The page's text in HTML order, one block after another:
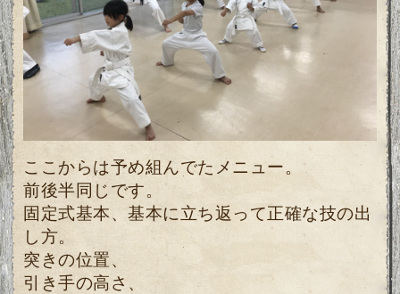
ここからは予め組んでたメニュー。
前後半同じです。
固定式基本、基本に立ち返って正確な技の出
し方。
突きの位置、
引き手の高さ、